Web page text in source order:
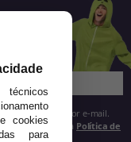
e tendências por e-mail.
estipulado na Política de
cookies
para